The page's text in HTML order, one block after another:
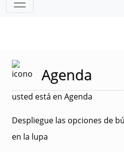
Agenda
usted está en Agenda
Despliegue las opciones de
en la lupa